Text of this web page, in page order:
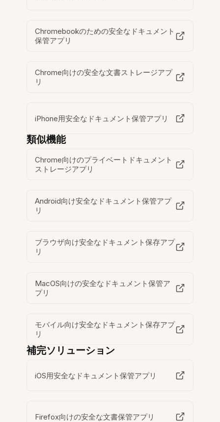
Chromebookのための安全なドキュメント
保管アプリ
Chrome向けの安全な文書ストレージアプ
リ
iPhone用安全なドキュメント保管アプリ
類似機能
Chrome向けのプライベートドキュメント
ストレージアプリ
Android向け安全なドキュメント保管アプ
リ
ブラウザ向け安全なドキュメント保存アプ
リ
MacOS向けの安全なドキュメント保管ア
プリ
モバイル向け安全なドキュメント保存アプ
リ
補完ソリューション
iOS用安全なドキュメント保管アプリ
Firefox向けの安全な文書保管アプリ